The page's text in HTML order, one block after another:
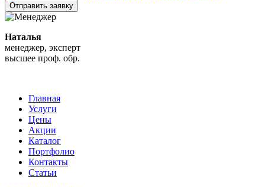
Отправить заявку
Наталья
менеджер, эксперт
высшее проф. обр.
Главная
Услуги
Цены
Акции
Каталог
Портфолио
Контакты
Статьи